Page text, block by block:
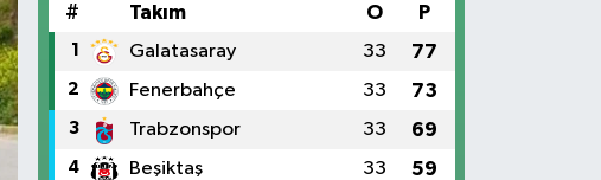
# Takım O P
1 Galatasaray 33 77
2 Fenerbahçe 33 73
3 Trabzonspor 33 69
4 Beşiktaş 33 59